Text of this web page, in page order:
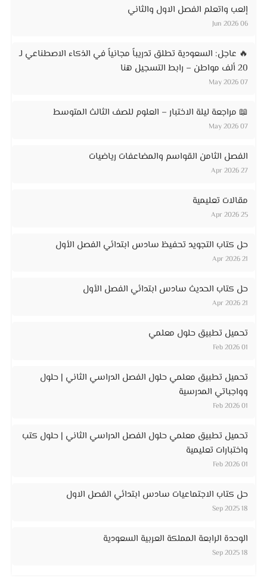
إلعب واتعلم الفصل الاول والثاني
06 Jun 2026
🔥 عاجل: السعودية تطلق تدريباً مجانياً في الذكاء الاصطناعي لـ
20 ألف مواطن – رابط التسجيل هنا
07 May 2026
📖 مراجعة ليلة الاختبار – العلوم للصف الثالث المتوسط
07 May 2026
الفصل الثامن القواسم والمضاعفات رياضيات
27 Apr 2026
مقالات تعليمية
25 Apr 2026
حل كتاب التجويد تحفيظ سادس ابتدائي الفصل الأول
21 Apr 2026
حل كتاب الحديث سادس ابتدائي الفصل الأول
21 Apr 2026
تحميل تطبيق حلول معلمي
01 Feb 2026
تحميل تطبيق معلمي حلول الفصل الدراسي الثاني | حلول
وواجباتي المدرسية
01 Feb 2026
تحميل تطبيق معلمي حلول الفصل الدراسي الثاني | حلول كتب
واختبارات تعليمية
01 Feb 2026
حل كتاب الاجتماعيات سادس ابتدائي الفصل الاول
18 Sep 2025
الوحدة الرابعة المملكة العربية السعودية
18 Sep 2025